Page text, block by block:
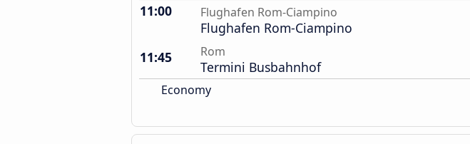
11:00 Flughafen Rom-Ciampino
Flughafen Rom-Ciampino
11:45
Rom
Termini Busbahnhof
Economy